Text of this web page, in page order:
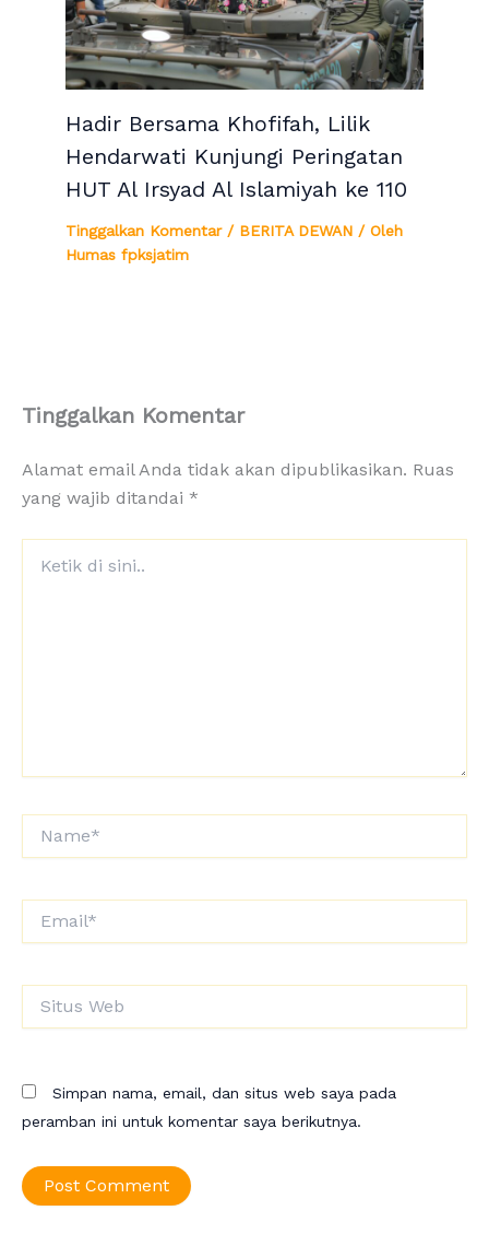
Hadir Bersama Khofifah, Lilik
Hendarwati Kunjungi Peringatan
HUT Al Irsyad Al Islamiyah ke 110
Tinggalkan Komentar / BERITA DEWAN / Oleh
Humas fpksjatim
Tinggalkan Komentar
Alamat email Anda tidak akan dipublikasikan. Ruas
yang wajib ditandai *
Web
Simpan nama, email, dan situs web saya pada
peramban ini untuk komentar saya berikutnya.